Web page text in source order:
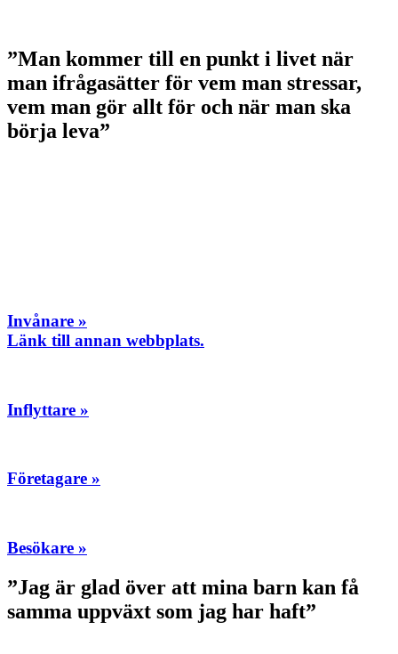
”Man kommer till en punkt i livet när
man ifrågasätter för vem man stressar,
vem man gör allt för och när man ska
börja leva”
Invånare »
Länk till annan webbplats.
Inflyttare »
Företagare »
Besökare »
”Jag är glad över att mina barn kan få
samma uppväxt som jag har haft”